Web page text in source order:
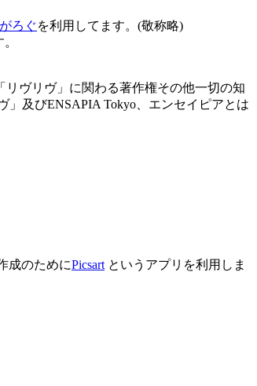
ろぐを利用してます。(敬称略)
ヴリヴ」に関わる著作権その他一切の知
及びENSAPIA Tokyo、エンセイピアとは
成のためにPicsart というアプリを利用しま